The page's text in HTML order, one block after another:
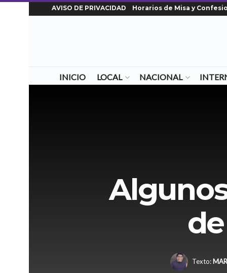
AVISO DE PRIVACIDAD Horarios de Misa y
INICIO LOCAL NACIONAL
Texto: